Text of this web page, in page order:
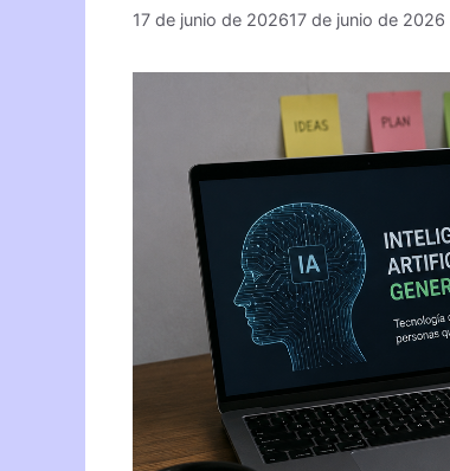
17 de junio de 202617 de junio de 2026